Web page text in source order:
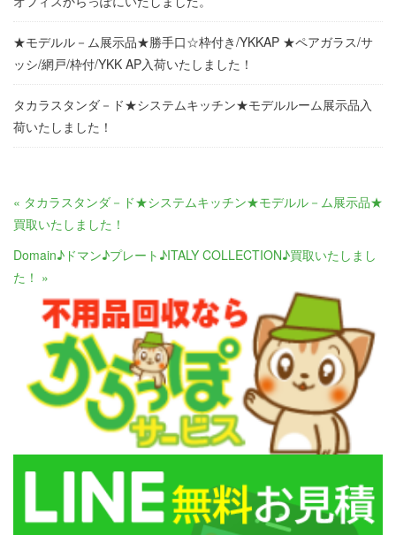
★モデルル－ム展示品★勝手口☆枠付き/YKKAP ★ペアガラス/サ
ッシ/網戸/枠付/YKK AP入荷いたしました！
タカラスタンダ－ド★システムキッチン★モデルルーム展示品入
荷いたしました！
« タカラスタンダ－ド★システムキッチン★モデルル－ム展示品★
買取いたしました！
Domain♪ドマン♪プレート♪ITALY COLLECTION♪買取いたしまし
た！ »